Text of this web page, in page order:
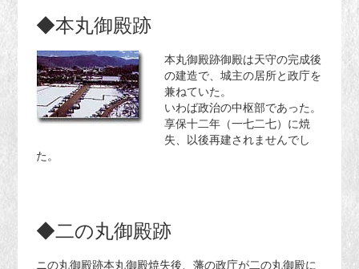
◆本丸御殿跡
本丸御殿跡御殿は天守の完成後
の建造で、城主の居所と政庁を
兼ねていた。
いわば政治の中枢部であった。
享保十二年（一七二七）に焼
失、以後再建されませんでし
た。
◆二の丸御殿跡
ニの丸御殿跡本丸御殿焼失後、藩の政庁が二の丸御殿に